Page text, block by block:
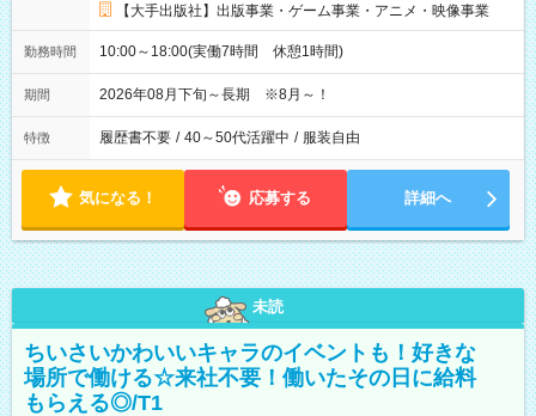
【大手出版社】出版事業・ゲーム事業・アニメ・映像事業
勤務時間 10:00～18:00(実働7時間 休憩1時間)
期間 2026年08月下旬～長期 ※8月～！
特徴 履歴書不要 / 40～50代活躍中 / 服装自由
気になる！ 応募する 詳細へ
未読
ちいさいかわいいキャラのイベントも！好きな
場所で働ける☆来社不要！働いたその日に給料
もらえる◎/T1